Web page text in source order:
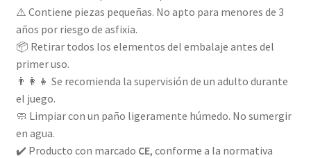
⚠️ Contiene piezas pequeñas. No apto para menores de 3
años por riesgo de asfixia.
📦 Retirar todos los elementos del embalaje antes del
primer uso.
👨‍👩‍👧 Se recomienda la supervisión de un adulto durante
el juego.
🧼 Limpiar con un paño ligeramente húmedo. No sumergir
en agua.
✔️ Producto con marcado CE, conforme a la normativa